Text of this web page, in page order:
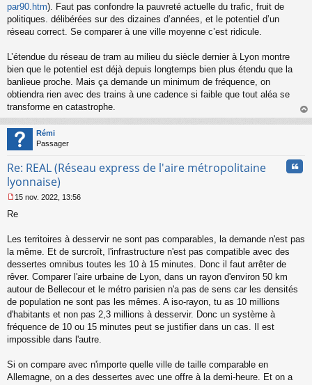
par90.htm). Faut pas confondre la pauvreté actuelle du trafic, fruit de
politiques. délibérées sur des dizaines d’années, et le potentiel d’un
réseau correct. Se comparer à une ville moyenne c’est ridicule.
L’étendue du réseau de tram au milieu du siècle dernier à Lyon montre
bien que le potentiel est déjà depuis longtemps bien plus étendu que la
banlieue proche. Mais ça demande un minimum de fréquence, on
obtiendra rien avec des trains à une cadence si faible que tout aléa se
transforme en catastrophe.
au
Rémi
Passager
Re: REAL (Réseau express de l'aire métropolitaine
lyonnaise)
e
s
g
e
n
o
n
u
15 nov. 2022, 13:56
Re
Les territoires à desservir ne sont pas comparables, la demande n'est pas
la même. Et de surcroît, l'infrastructure n'est pas compatible avec des
dessertes omnibus toutes les 10 à 15 minutes. Donc il faut arrêter de
rêver. Comparer l'aire urbaine de Lyon, dans un rayon d'environ 50 km
autour de Bellecour et le métro parisien n'a pas de sens car les densités
de population ne sont pas les mêmes. A iso-rayon, tu as 10 millions
d'habitants et non pas 2,3 millions à desservir. Donc un système à
fréquence de 10 ou 15 minutes peut se justifier dans un cas. Il est
impossible dans l'autre.
Si on compare avec n'importe quelle ville de taille comparable en
Allemagne, on a des dessertes avec une offre à la demi-heure. Et on a